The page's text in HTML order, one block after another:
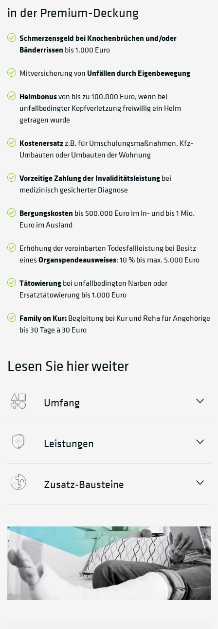
in der Premium-Deckung
Schmerzensgeld bei Knochenbrüchen und/oder
Bänderrissen bis 1.000 Euro
Mitversicherung von Unfällen durch Eigenbewegung
Helmbonusvon bis zu 100.000 Euro, wenn bei
unfallbedingter Kopfverletzung freiwillig ein Helm
getragen wurde
Kostenersatzz.B. für Umschulungsmaßnahmen, Kfz-
Umbauten oder Umbauten der Wohnung
Vorzeitige Zahlung der Invaliditätsleistungbei
medizinisch gesicherter Diagnose
Bergungskosten bis 500.000 Euro im In- und bis 1 Mio.
Euro im Ausland
Erhöhung der vereinbarten Todesfallleistung bei Besitz
einesOrganspendeausweises: 10 % bis max. 5.000 Euro
Tätowierungbei unfallbedingten Narben oder
Ersatztätowierung bis 1.000 Euro
Family on Kur:Begleitung bei Kur und Reha für Angehörige
bis 30 Tage à 30 Euro
Lesen Sie hier weiter
Umfang
Leistungen
Zusatz-Bausteine